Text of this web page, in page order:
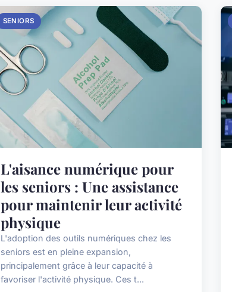
SENIORS
L'aisance numérique pour
les seniors : Une assistance
pour maintenir leur activité
physique
L'adoption des outils numériques chez les
seniors est en pleine expansion,
principalement grâce à leur capacité à
favoriser l'activité physique. Ces t...